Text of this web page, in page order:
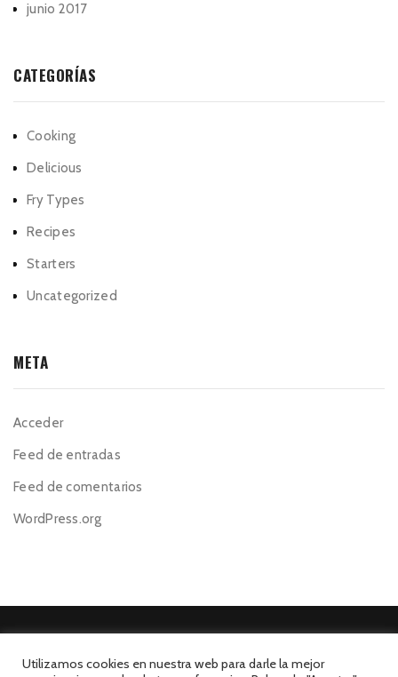
junio 2017
CATEGORÍAS
Cooking
Delicious
Fry Types
Recipes
Starters
Uncategorized
META
Acceder
Feed de entradas
Feed de comentarios
WordPress.org
Utilizamos cookies en nuestra web para darle la mejor